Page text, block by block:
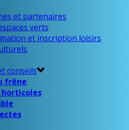
et partenaires
verts
et inscription loisirs
conseils
frêne
horticoles